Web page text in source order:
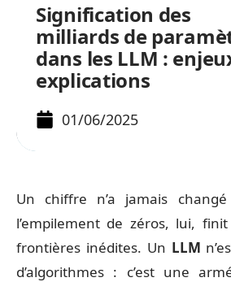
Signification des
milliards de
dans les LLM :
explications
01/06/2025
Un chiffre n’a jamais
l’empilement de zéros, lui,
frontières inédites. Un LLM
d’algorithmes : c’est une